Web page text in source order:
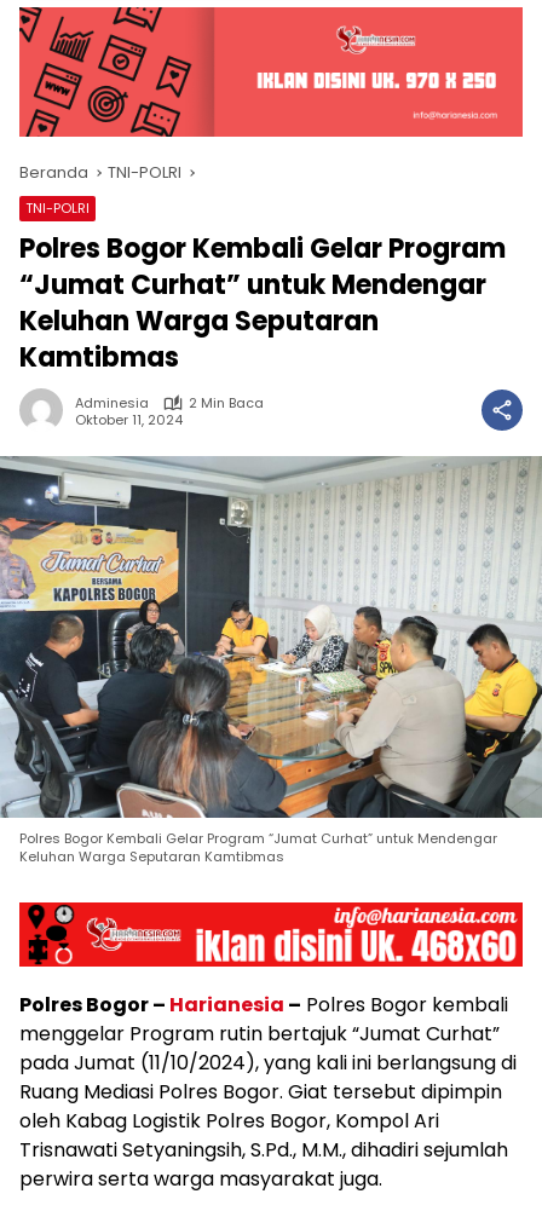
Beranda TNI-POLRI
TNI-POLRI
Polres Bogor Kembali Gelar Program
“Jumat Curhat” untuk Mendengar
Keluhan Warga Seputaran
Kamtibmas
Adminesia
2 Min Baca
Oktober 11, 2024
Polres Bogor Kembali Gelar Program “Jumat Curhat” untuk Mendengar
Keluhan Warga Seputaran Kamtibmas
Polres Bogor – Harianesia – Polres Bogor kembali
menggelar Program rutin bertajuk “Jumat Curhat”
pada Jumat (11/10/2024), yang kali ini berlangsung di
Ruang Mediasi Polres Bogor. Giat tersebut dipimpin
oleh Kabag Logistik Polres Bogor, Kompol Ari
Trisnawati Setyaningsih, S.Pd., M.M., dihadiri sejumlah
perwira serta warga masyarakat juga.